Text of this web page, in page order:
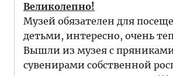
Великолепно!
Музей обязателен для
детьми, интересно, очень
Вышли из музея с
сувенирами собственной